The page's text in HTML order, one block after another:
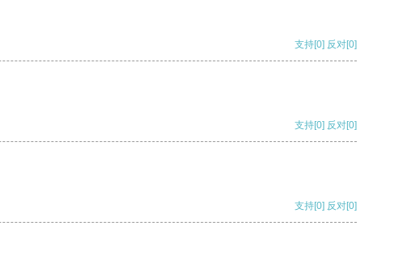
支持[0] 反对[0]
支持[0] 反对[0]
支持[0] 反对[0]